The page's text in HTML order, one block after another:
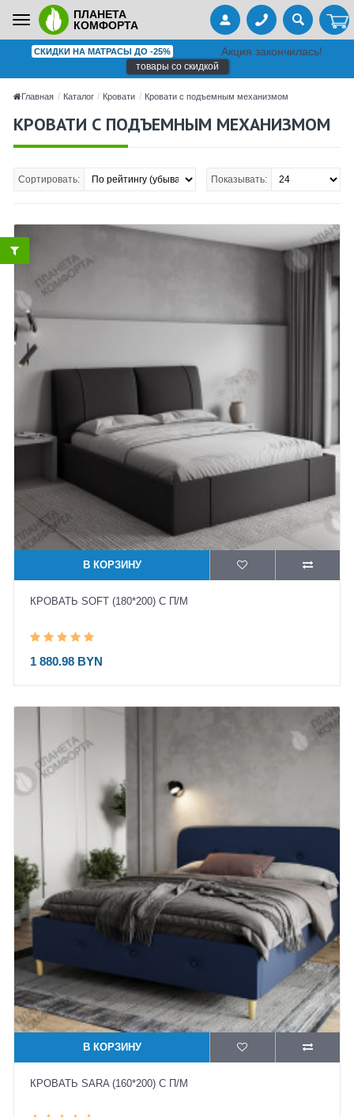
Toggle
navigation
ПЛАНЕТА
КОМФОРТА
СКИДКИ НА МАТРАСЫ ДО -25% Акция закончилась!
товары со скидкой
Главная Каталог Кровати Кровати с подъемным механизмом
КРОВАТИ С ПОДЪЕМНЫМ МЕХАНИЗМОМ
Сортировать: Показывать:
В КОРЗИНУ
КРОВАТЬ SOFT (180*200) С П/М
1 880.98 BYN
В КОРЗИНУ
КРОВАТЬ SARA (160*200) С П/М